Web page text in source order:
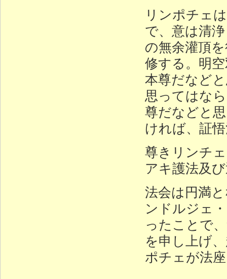
リンポチェ
で、意は清
の無余灌頂
修する。明
本尊だなど
思ってはな
尊だなどと
ければ、証
尊きリンチ
アキ護法及
法会は円満
ンドルジェ
ったことで
を申し上げ
ポチェが法